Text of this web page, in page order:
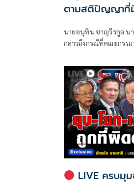
ตามสติปัญญาที่
นายอนุทิน ชาญวีรกูล น
กล่าวถึงกรณีที่คณะกรรม
เป็นประธานกรรมาธิกา
เข้าไปเกี่ยวข้องกับกา
LIVE ครบมุ